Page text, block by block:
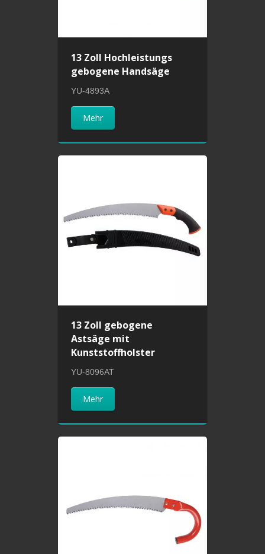
13 Zoll Hochleistungs
gebogene Handsäge
YU-4893A
Mehr
13 Zoll gebogene
Astsäge mit
Kunststoffholster
YU-8096AT
Mehr